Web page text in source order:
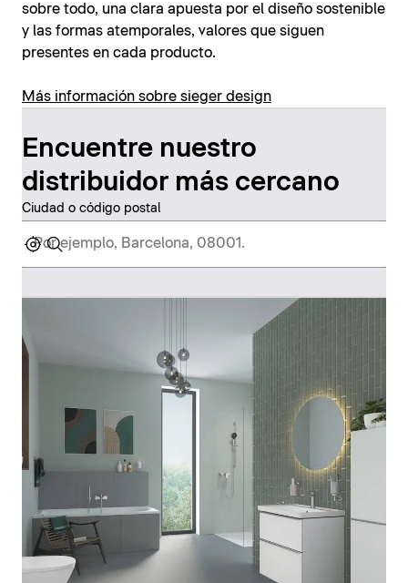
sobre todo, una clara apuesta por el diseño sostenible
y las formas atemporales, valores que siguen
presentes en cada producto.
Más información sobre sieger design
Encuentre nuestro
distribuidor más cercano
Ciudad o código postal